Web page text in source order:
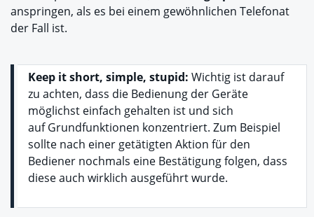
anspringen, als es bei einem gewöhnlichen Telefonat
der Fall ist.
Keep it short, simple, stupid: Wichtig ist darauf
zu achten, dass die Bedienung der Geräte
möglichst einfach gehalten ist und sich
auf Grundfunktionen konzentriert. Zum Beispiel
sollte nach einer getätigten Aktion für den
Bediener nochmals eine Bestätigung folgen, dass
diese auch wirklich ausgeführt wurde.